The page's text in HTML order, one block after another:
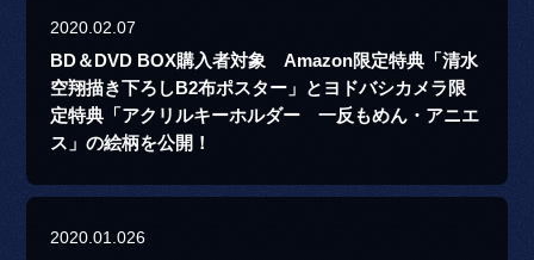
2020.02.07
BD＆DVD BOX購入者対象 Amazon限定特典「清水
空翔描き下ろしB2布ポスター」とヨドバシカメラ限
定特典「アクリルキーホルダー 一反もめん・アニエ
ス」の絵柄を公開！
2020.01.026